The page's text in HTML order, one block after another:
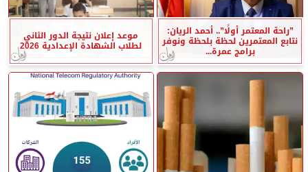
”راحة المعتمر أولًا”.. أحمد الريان:
نتابع المعتمرين لحظة بلحظة ونوفر
برامج عمرة...
موعد إعلان نتيجة الدور الثاني
لطلاب الشهادة الإعدادية 2026